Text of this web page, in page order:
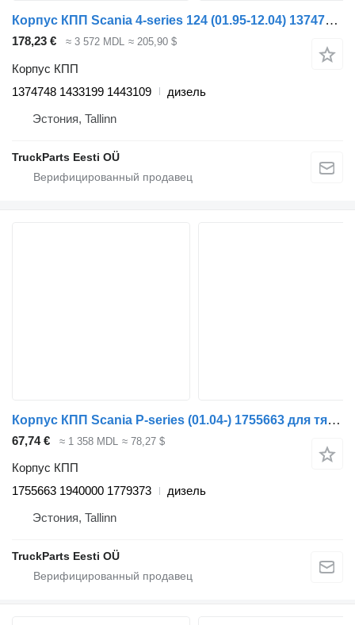
Корпус КПП Scania 4-series 124 (01.95-12.04) 1374748 для тягача Scania 4-series (1995-2006)
178,23 € ≈ 3 572 MDL ≈ 205,90 $
Корпус КПП
1374748 1433199 1443109
дизель
Эстония, Tallinn
TruckParts Eesti OÜ
Корпус КПП Scania P-series (01.04-) 1755663 для тягача Scania P,G,R,T-series (2004-2017)
67,74 € ≈ 1 358 MDL ≈ 78,27 $
Корпус КПП
1755663 1940000 1779373
дизель
Эстония, Tallinn
TruckParts Eesti OÜ